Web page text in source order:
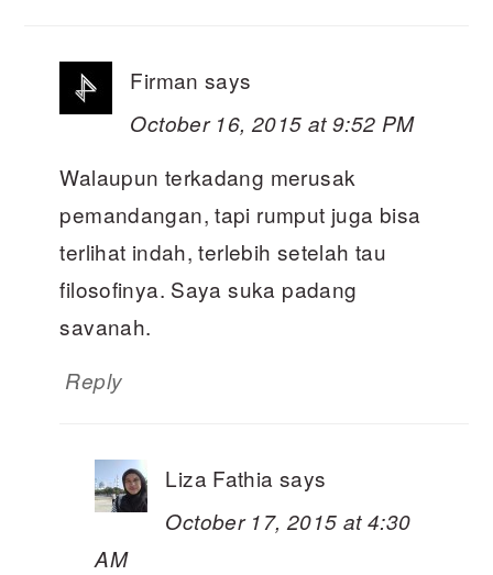
Firman says
October 16, 2015 at 9:52 PM
Walaupun terkadang merusak
pemandangan, tapi rumput juga bisa
terlihat indah, terlebih setelah tau
filosofinya. Saya suka padang
savanah.
Reply
Liza Fathia says
October 17, 2015 at 4:30
AM